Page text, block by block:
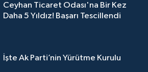
Ceyhan Ticaret Odası'na Bir Kez
Daha 5 Yıldız! Başarı Tescillendi
İşte Ak Parti’nin Yürütme Kurulu